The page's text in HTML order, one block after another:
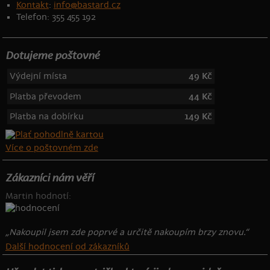
Kontakt: info@bastard.cz
Telefon: 355 455 192
Dotujeme poštovné
Výdejní místa
49 Kč
Platba převodem
44 Kč
Platba na dobírku
149 Kč
Více o poštovném zde
Zákazníci nám věří
Martin hodnotí:
„Nakoupil jsem zde poprvé a určitě nakoupím brzy znovu.“
Další hodnocení od zákazníků